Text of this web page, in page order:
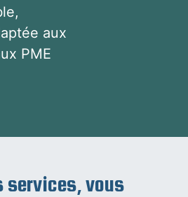
aux
PME
services, vous